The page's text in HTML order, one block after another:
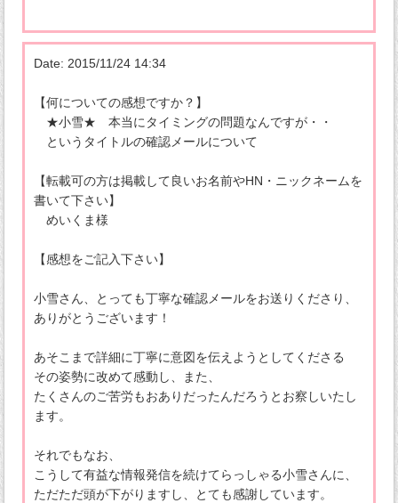
Date: 2015/11/24 14:34
【何についての感想ですか？】
★小雪★ 本当にタイミングの問題なんですが・・
というタイトルの確認メールについて
【転載可の方は掲載して良いお名前やHN・ニックネームを
書いて下さい】
めいくま様
【感想をご記入下さい】
小雪さん、とっても丁寧な確認メールをお送りくださり、
ありがとうございます！
あそこまで詳細に丁寧に意図を伝えようとしてくださる
その姿勢に改めて感動し、また、
たくさんのご苦労もおありだったんだろうとお察しいたし
ます。
それでもなお、
こうして有益な情報発信を続けてらっしゃる小雪さんに、
ただただ頭が下がりますし、とても感謝しています。